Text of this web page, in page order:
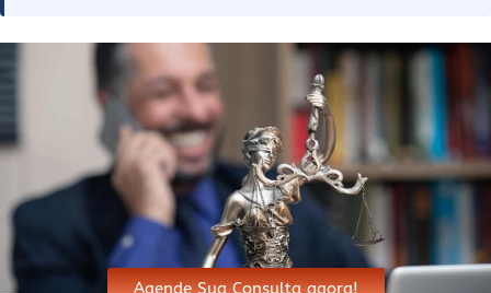
Agende Sua Consulta agora!